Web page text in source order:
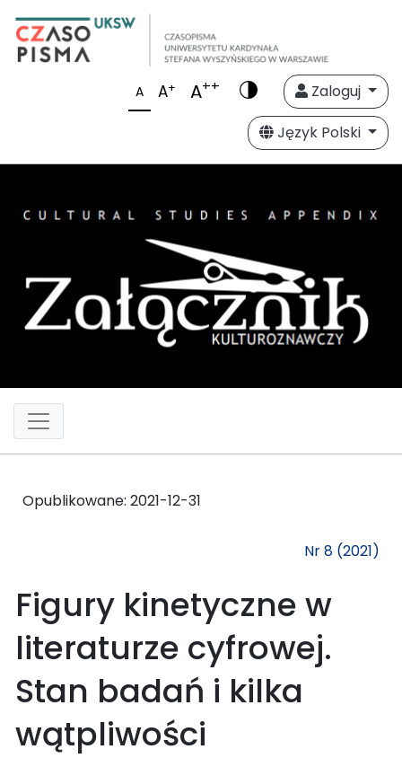
A A+ A++
Zaloguj
Język Polski
Opublikowane: 2021-12-31
Nr 8 (2021)
Figury kinetyczne w
literaturze cyfrowej.
Stan badań i kilka
wątpliwości